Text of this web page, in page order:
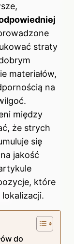
straty
materiałów,
na
między
że strych
się
jakość
które
do